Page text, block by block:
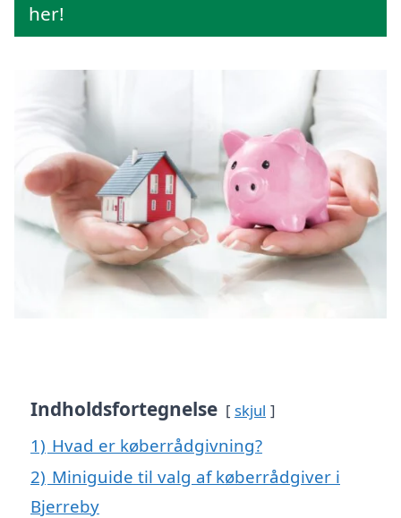
her!
Indholdsfortegnelse skjul
1) Hvad er køberrådgivning?
2) Miniguide til valg af køberrådgiver i
Bjerreby